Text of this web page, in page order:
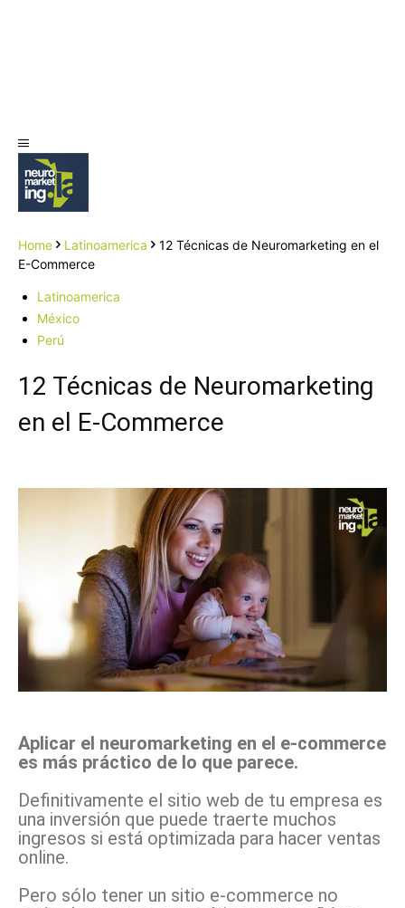
Home Latinoamerica
12 Técnicas de Neuromarketing en el
E-Commerce
Latinoamerica
México
Perú
12 Técnicas de Neuromarketing
en el E-Commerce
Aplicar el neuromarketing en el e-commerce
es más práctico de lo que parece.
Definitivamente el sitio web de tu empresa es
una inversión que puede traerte muchos
ingresos si está optimizada para hacer ventas
online.
Pero sólo tener un sitio e-commerce no